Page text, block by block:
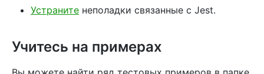
Устраните неполадки связанные с Jest.
Учитесь на примерах